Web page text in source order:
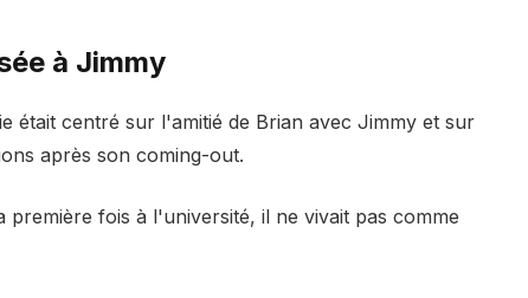
à Jimmy
était centré sur l'amitié de Brian avec Jimmy et sur
après son coming-out.
fois à l'université, il ne vivait pas comme